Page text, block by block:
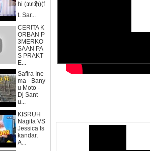
hi (ꦭꦛꦶ)(f
t. Sar...
CERITA K
ORBAN P
3MERKO
SAAN PA
S PRAKT
E...
Safira Ine
ma - Bany
u Moto -
Dj Sant
u...
KISRUH
Nagita VS
Jessica Is
kandar,
A...